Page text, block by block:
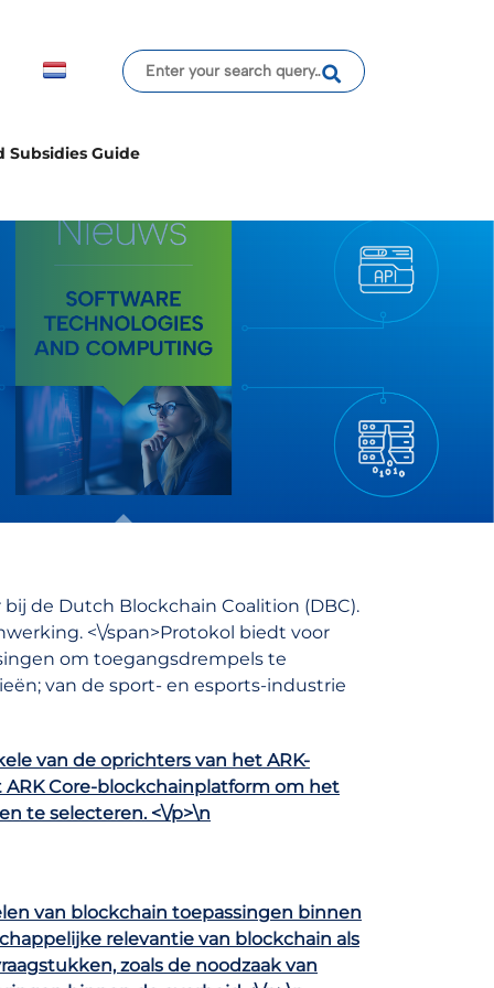
Subsidies Guide
de Dutch Blockchain Coalition (DBC).
<\/span>Protokol biedt voor
om toegangsdrempels te
van de sport- en esports-industrie
van de oprichters van het ARK-
Core-blockchainplatform om het
te selecteren. <\/p>\n
van blockchain toepassingen binnen
relevantie van blockchain als
zoals de noodzaak van